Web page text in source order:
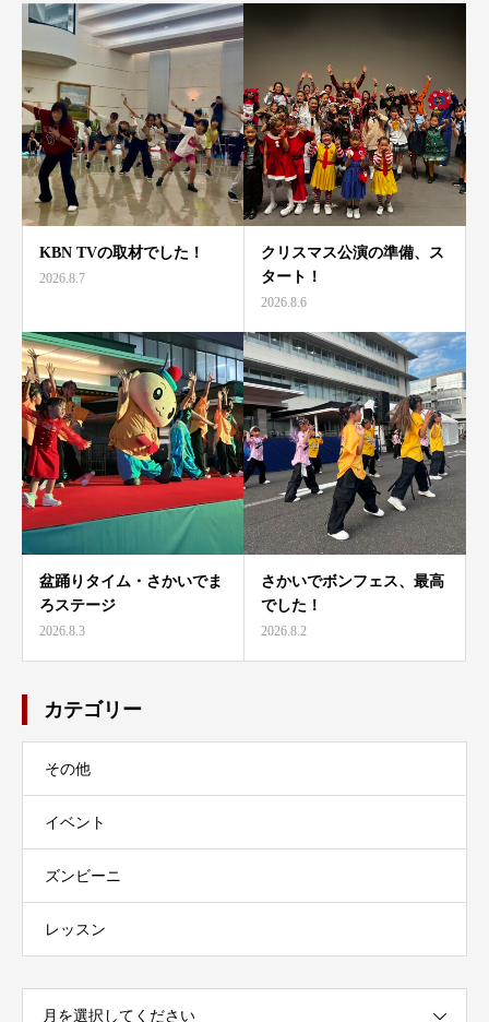
KBN TVの取材でした！
2026.8.7
クリスマス公演の準備、ス
タート！
2026.8.6
盆踊りタイム・さかいでま
ろステージ
2026.8.3
さかいでボンフェス、最高
でした！
2026.8.2
カテゴリー
その他
イベント
ズンビーニ
レッスン
月を選択してください